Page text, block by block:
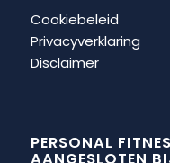
Cookiebeleid
Privacyverklaring
Disclaimer
PERSONAL